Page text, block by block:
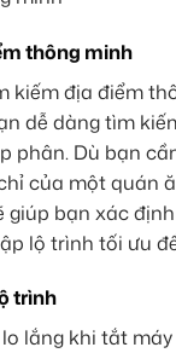
thông minh
kiếm địa điểm
dễ dàng tìm
phân. Dù bạn
của một quán
giúp bạn xác
lộ trình tối ưu
trình
lắng khi tắt